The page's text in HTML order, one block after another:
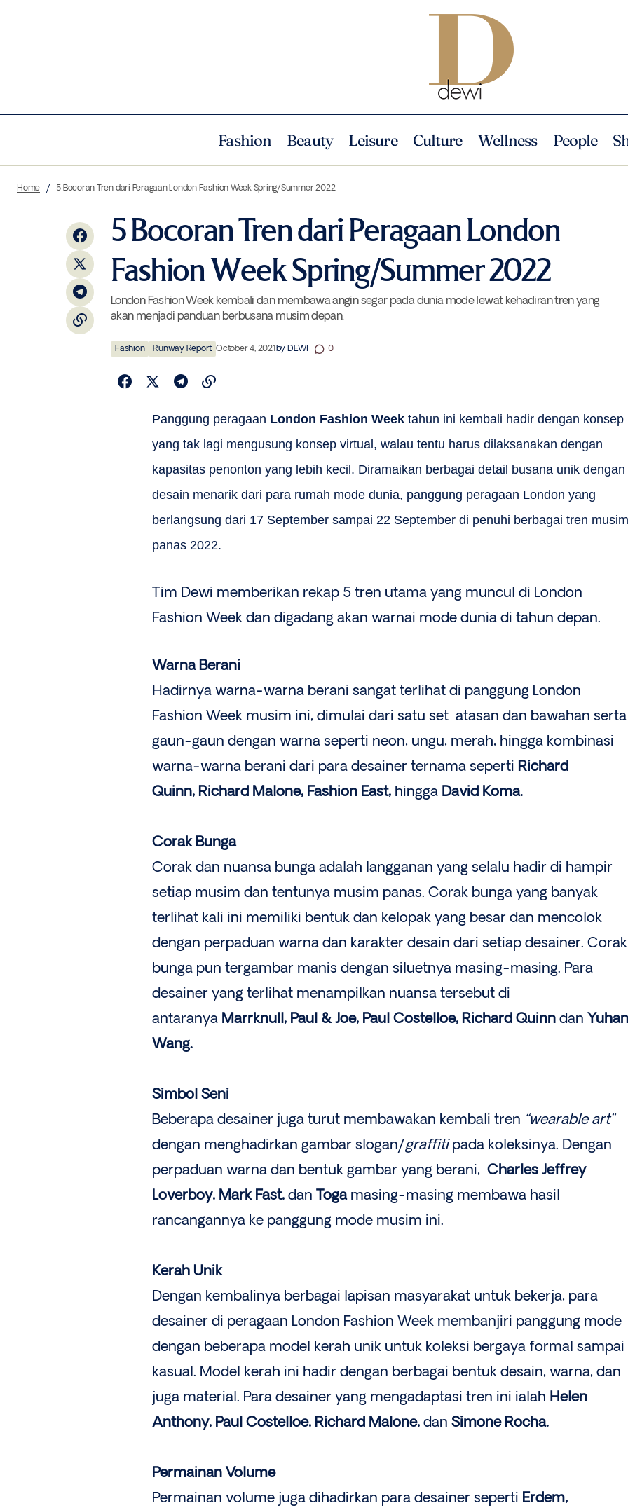
Fashion Beauty Leisure Culture Wellness People
Studio Usung Restorasi Ekosistem Riau di
Fashion Runway Report
Home 5 Bocoran Tren dari Peragaan London Fashion Week Spring/Summer 2022
5 Bocoran Tren dari Peragaan London
Fashion Week Spring/Summer 2022
London Fashion Week kembali dan membawa angin segar pada dunia mode lewat kehadiran tren yang
akan menjadi panduan berbusana musim depan.
Fashion Runway Report October 4, 2021by DEWI 0
Panggung peragaan London Fashion Week tahun ini kembali hadir dengan konsep
yang tak lagi mengusung konsep virtual, walau tentu harus dilaksanakan dengan
kapasitas penonton yang lebih kecil. Diramaikan berbagai detail busana unik dengan
desain menarik dari para rumah mode dunia, panggung peragaan London yang
berlangsung dari 17 September sampai 22 September di penuhi berbagai tren musim
panas 2022.
Tim Dewi memberikan rekap 5 tren utama yang muncul di London
Fashion Week dan digadang akan warnai mode dunia di tahun depan.
Warna Berani
Hadirnya warna-warna berani sangat terlihat di panggung London
Fashion Week musim ini, dimulai dari satu set atasan dan bawahan serta
gaun-gaun dengan warna seperti neon, ungu, merah, hingga kombinasi
warna-warna berani dari para desainer ternama seperti Richard
Quinn, Richard Malone, Fashion East, hingga David Koma.
Corak Bunga
Corak dan nuansa bunga adalah langganan yang selalu hadir di hampir
setiap musim dan tentunya musim panas. Corak bunga yang banyak
terlihat kali ini memiliki bentuk dan kelopak yang besar dan mencolok
dengan perpaduan warna dan karakter desain dari setiap desainer. Corak
bunga pun tergambar manis dengan siluetnya masing-masing. Para
desainer yang terlihat menampilkan nuansa tersebut di
antaranya Marrknull, Paul & Joe, Paul Costelloe, Richard Quinn dan Yuhan
Wang.
Simbol Seni
Beberapa desainer juga turut membawakan kembali tren “wearable art”
dengan menghadirkan gambar slogan/graffitipada koleksinya. Dengan
perpaduan warna dan bentuk gambar yang berani, Charles Jeffrey
Loverboy, Mark Fast, dan Toga masing-masing membawa hasil
rancangannya ke panggung mode musim ini.
Kerah Unik
Dengan kembalinya berbagai lapisan masyarakat untuk bekerja, para
desainer di peragaan London Fashion Week membanjiri panggung mode
dengan beberapa model kerah unik untuk koleksi bergaya formal sampai
kasual. Model kerah ini hadir dengan berbagai bentuk desain, warna, dan
juga material. Para desainer yang mengadaptasi tren ini ialah Helen
Anthony, Paul Costelloe, Richard Malone, dan Simone Rocha.
Permainan Volume
Permainan volume juga dihadirkan para desainer seperti Erdem,